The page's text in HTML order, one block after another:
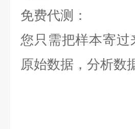
免费代测：
您只需把样本寄
原始数据，分析数